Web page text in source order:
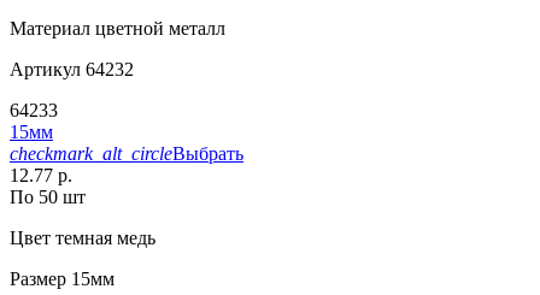
Материал цветной металл
Артикул 64232
64233
15мм
checkmark_alt_circleВыбрать
12.77 р.
По 50 шт
Цвет темная медь
Размер 15мм